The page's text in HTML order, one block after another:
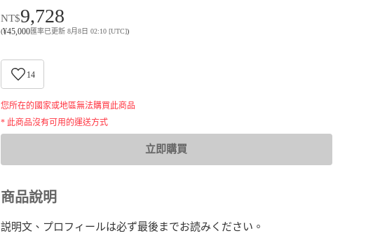
NT$9,728
(¥45,000匯率已更新 8月8日 02:10 [UTC])
14
您所在的國家或地區無法購買此商品
* 此商品沒有可用的運送方式
立即購買
商品說明
説明文、プロフィールは必ず最後までお読みください。